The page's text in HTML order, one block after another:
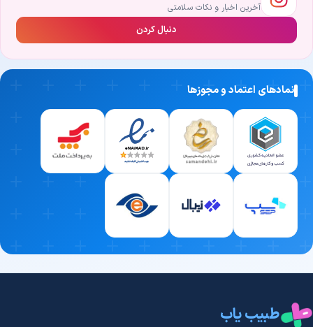
آخرین اخبار و نکات سلامتی
دنبال کردن
نمادهای اعتماد و مجوزها
طبیب یاب